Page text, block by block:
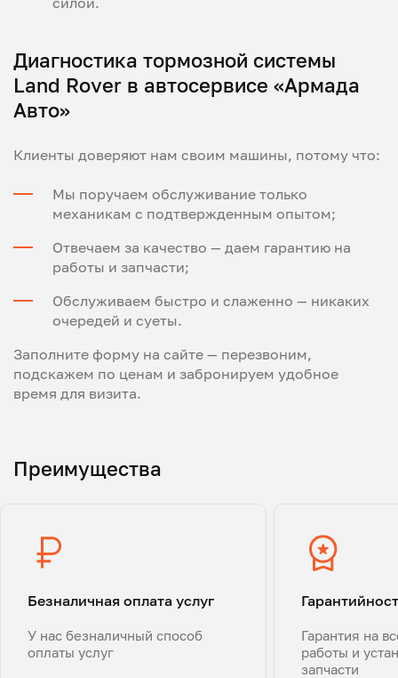
Диагностика тормозной системы
Land Rover в автосервисе «Армада
Авто»
Клиенты доверяют нам своим машины, потому что:
Мы поручаем обслуживание только
механикам с подтвержденным опытом;
Отвечаем за качество — даем гарантию на
работы и запчасти;
Обслуживаем быстро и слаженно — никаких
очередей и суеты.
Заполните форму на сайте — перезвоним,
подскажем по ценам и забронируем удобное
время для визита.
Преимущества
Безналичная оплата услуг
У нас безналичный способ
оплаты услуг
Гарантия на
работы и
запчасти